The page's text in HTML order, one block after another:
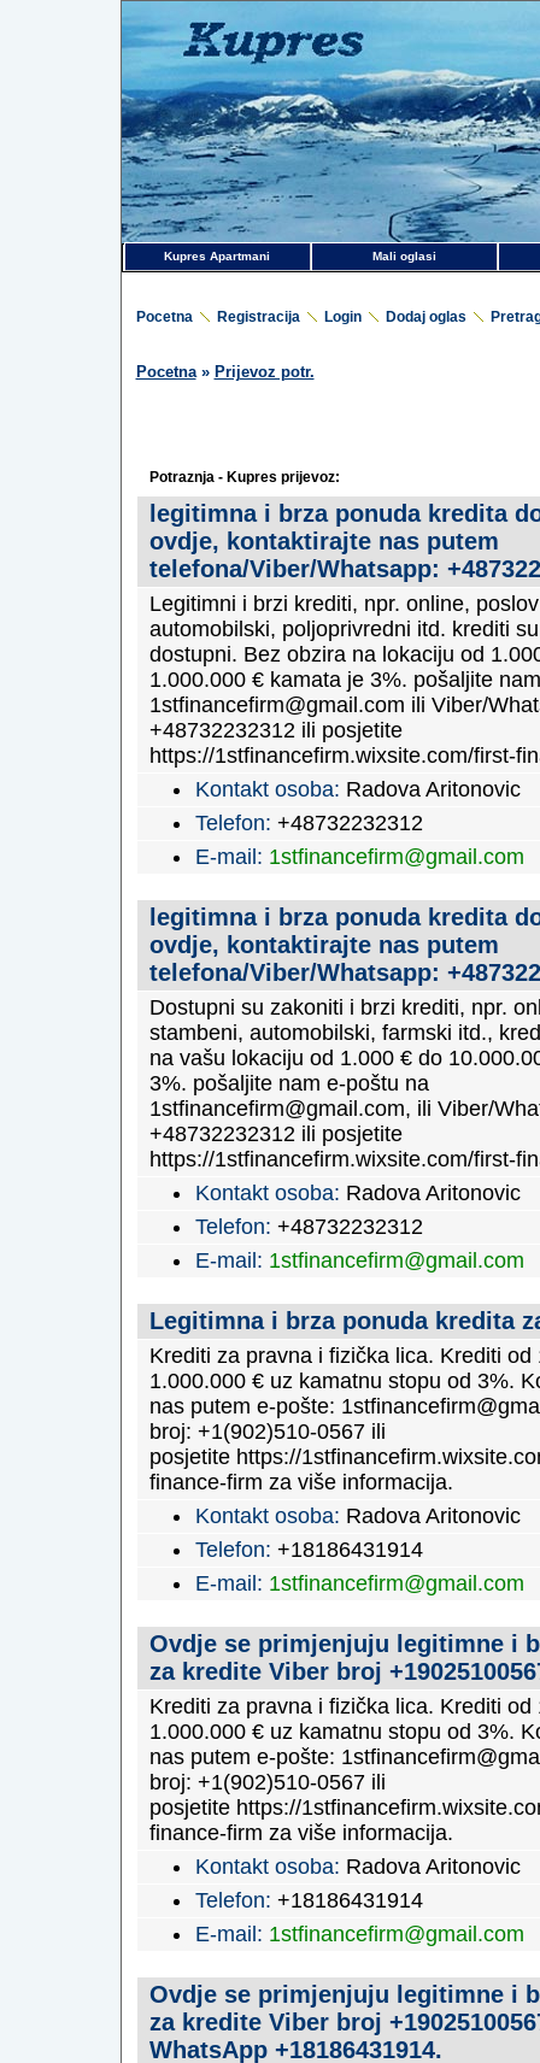
Kupres Apartmani Mali oglasi
Pocetna Registracija Login Dodaj oglas
Pocetna» Prijevoz potr.
Potraznja - Kupres prijevoz:
legitimna i brza ponuda kredita
ovdje, kontaktirajte nas putem
telefona/Viber/Whatsapp:
Legitimni i brzi krediti, npr. online,
automobilski, poljoprivredni itd. krediti
dostupni. Bez obzira na lokaciju od
1.000.000 € kamata je 3%. pošaljite
1stfinancefirm@gmail.com ili Viber/
+48732232312 ili posjetite
https://1stfinancefirm.wixsite.com/first-
Kontakt osoba: Radova Aritonovic
Telefon: +48732232312
E-mail: 1stfinancefirm@gmail.com
legitimna i brza ponuda kredita
ovdje, kontaktirajte nas putem
telefona/Viber/Whatsapp:
Dostupni su zakoniti i brzi krediti, npr.
stambeni, automobilski, farmski itd.,
na vašu lokaciju od 1.000 € do
3%. pošaljite nam e-poštu na
1stfinancefirm@gmail.com, ili Viber/
+48732232312 ili posjetite
https://1stfinancefirm.wixsite.com/first-
Kontakt osoba: Radova Aritonovic
Telefon: +48732232312
E-mail: 1stfinancefirm@gmail.com
Legitimna i brza ponuda kredita
Krediti za pravna i fizička lica. Krediti od
1.000.000 € uz kamatnu stopu od 3%.
nas putem e-pošte:
broj: +1(902)510-0567 ili
posjetite https://
finance-firm za više informacija.
Kontakt osoba: Radova Aritonovic
Telefon: +18186431914
E-mail: 1stfinancefirm@gmail.com
Ovdje se primjenjuju legitimne i
za kredite Viber broj
Krediti za pravna i fizička lica. Krediti od
1.000.000 € uz kamatnu stopu od 3%.
nas putem e-pošte:
broj: +1(902)510-0567 ili
posjetite https://
finance-firm za više informacija.
Kontakt osoba: Radova Aritonovic
Telefon: +18186431914
E-mail: 1stfinancefirm@gmail.com
Ovdje se primjenjuju legitimne i
za kredite Viber broj
WhatsApp +18186431914.